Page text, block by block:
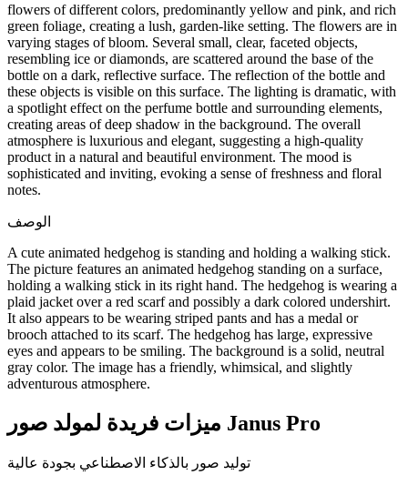
flowers of different colors, predominantly yellow and pink, and rich
green foliage, creating a lush, garden-like setting. The flowers are in
varying stages of bloom. Several small, clear, faceted objects,
resembling ice or diamonds, are scattered around the base of the
bottle on a dark, reflective surface. The reflection of the bottle and
these objects is visible on this surface. The lighting is dramatic, with
a spotlight effect on the perfume bottle and surrounding elements,
creating areas of deep shadow in the background. The overall
atmosphere is luxurious and elegant, suggesting a high-quality
product in a natural and beautiful environment. The mood is
sophisticated and inviting, evoking a sense of freshness and floral
notes.
الوصف
A cute animated hedgehog is standing and holding a walking stick.
The picture features an animated hedgehog standing on a surface,
holding a walking stick in its right hand. The hedgehog is wearing a
plaid jacket over a red scarf and possibly a dark colored undershirt.
It also appears to be wearing striped pants and has a medal or
brooch attached to its scarf. The hedgehog has large, expressive
eyes and appears to be smiling. The background is a solid, neutral
gray color. The image has a friendly, whimsical, and slightly
adventurous atmosphere.
ميزات فريدة لمولد صور Janus Pro
توليد صور بالذكاء الاصطناعي بجودة عالية